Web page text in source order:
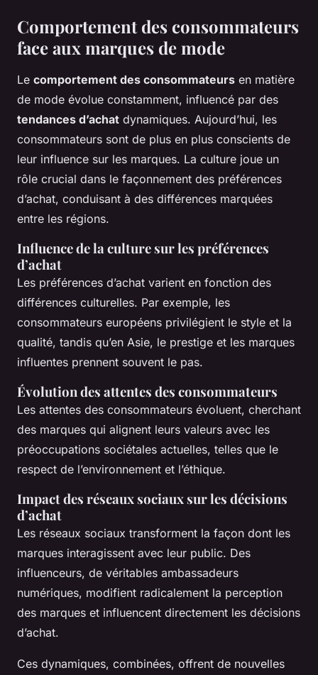
Comportement des consommateurs
face aux marques de mode
Le comportement des consommateurs en matière
de mode évolue constamment, influencé par des
tendances d’achat dynamiques. Aujourd’hui, les
consommateurs sont de plus en plus conscients de
leur influence sur les marques. La culture joue un
rôle crucial dans le façonnement des préférences
d’achat, conduisant à des différences marquées
entre les régions.
Influence de la culture sur les préférences
d’achat
Les préférences d’achat varient en fonction des
différences culturelles. Par exemple, les
consommateurs européens privilégient le style et la
qualité, tandis qu’en Asie, le prestige et les marques
influentes prennent souvent le pas.
Évolution des attentes des consommateurs
Les attentes des consommateurs évoluent, cherchant
des marques qui alignent leurs valeurs avec les
préoccupations sociétales actuelles, telles que le
respect de l’environnement et l’éthique.
Impact des réseaux sociaux sur les décisions
d’achat
Les réseaux sociaux transforment la façon dont les
marques interagissent avec leur public. Des
influenceurs, de véritables ambassadeurs
numériques, modifient radicalement la perception
des marques et influencent directement les décisions
d’achat.
Ces dynamiques, combinées, offrent de nouvelles